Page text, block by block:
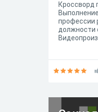
Кроссворд
профессии
должности